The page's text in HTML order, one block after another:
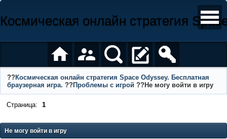
Космическая онлайн стратегия
??Космическая онлайн стратегия Space Odyssey. Бесплатная
браузерная игра. ??Проблемы с игрой ??Не могу войти в игру
Не могу войти в игру
Страница: 1